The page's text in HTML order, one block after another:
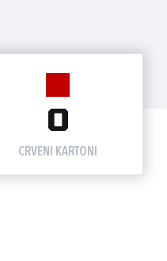
0
CRVENI KARTONI